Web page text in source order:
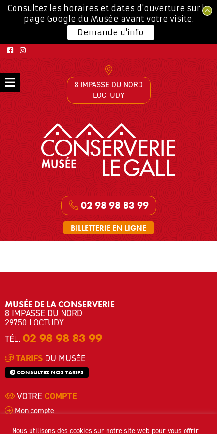
8 IMPASSE DU NORD
LOCTUDY
02 98 98 83 99
BILLETTERIE EN LIGNE
MUSÉE DE LA CONSERVERIE
8 IMPASSE DU NORD
29750 LOCTUDY
TÉL. 02 98 98 83 99
TARIFS DU MUSÉE
CONSULTEZ NOS TARIFS
VOTRE COMPTE
Mon compte
Consultez les horaires et dates d'ouverture sur la
page Google du Musée avant votre visite.
Demande d'info
Nous utilisons des cookies sur notre site web pour vous offrir